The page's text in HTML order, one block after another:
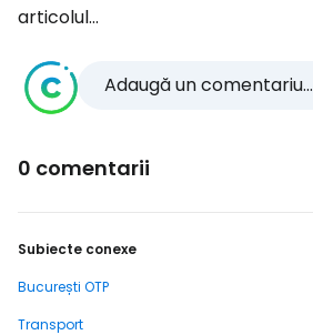
articolul...
Adaugă un comentariu...
0 comentarii
Subiecte conexe
București OTP
Transport